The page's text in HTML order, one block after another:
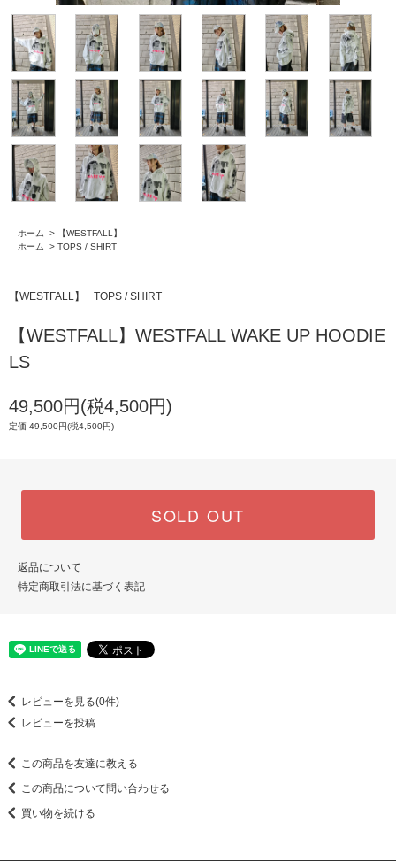
ホーム >
【WESTFALL】
ホーム
> TOPS / SHIRT
【WESTFALL】 TOPS / SHIRT
【WESTFALL】WESTFALL WAKE UP HOODIE
LS
49,500円(税4,500円)
定価 49,500円(税4,500円)
SOLD OUT
返品について
特定商取引法に基づく表記
レビューを見る(0件)
レビューを投稿
この商品を友達に教える
この商品について問い合わせる
買い物を続ける